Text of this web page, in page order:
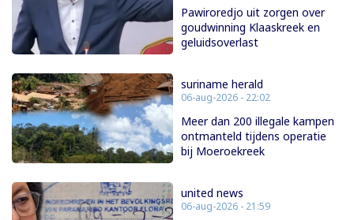
Pawiroredjo uit zorgen over
goudwinning Klaaskreek en
geluidsoverlast
suriname herald
06-aug-2026 - 22:02
Meer dan 200 illegale kampen
ontmanteld tijdens operatie
bij Moeroekreek
united news
06-aug-2026 - 21:59